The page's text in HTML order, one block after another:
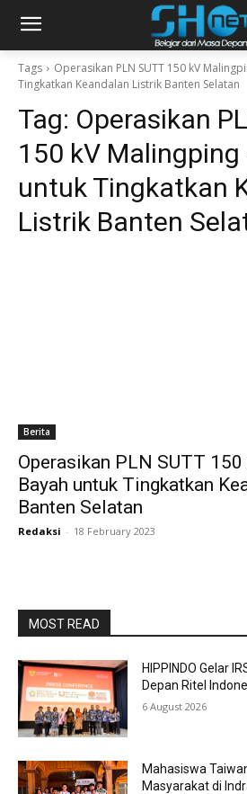
Tags
Operasikan PLN SUTT 150 kV
Tingkatkan Keandalan Listrik Banten Selatan
Tag: Operasikan
150 kV Malingping
untuk Tingkatkan
Listrik Banten
Berita
Operasikan PLN SUTT
Bayah untuk Tingkatkan
Banten Selatan
Redaksi - 18 February 2023
MOST READ
HIPPINDO Gelar
Depan Ritel
6 August 2026
Mahasiswa
Masyarakat di